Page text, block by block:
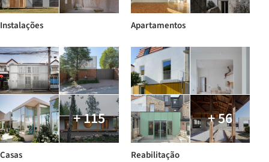
Instalações Apartamentos
+ 115
Casas
+ 56
Reabilitação